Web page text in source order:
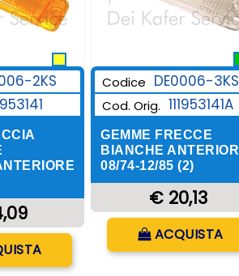
2KS Codice DE0006-3KS
Cod. Orig. 111953141A
GEMME FRECCE
BIANCHE ANTERIORI
08/74-12/85 (2)
€ 20,13
Quantità
ACQUISTA